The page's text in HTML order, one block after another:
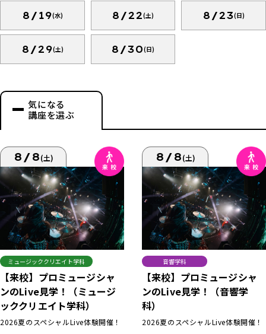
8/19(水) 8/22(土) 8/23(日)
8/29(土) 8/30(日)
気になる
講座を選ぶ
8/8(土)
ミュージッククリエイト学科
【来校】プロミュージシャ
ンのLive見学！（ミュージ
ッククリエイト学科）
2026夏のスペシャルLive体験開催！
8/8(土)
音響学科
【来校】プロミュージシャ
ンのLive見学！（音響学
科）
2026夏のスペシャルLive体験開催！